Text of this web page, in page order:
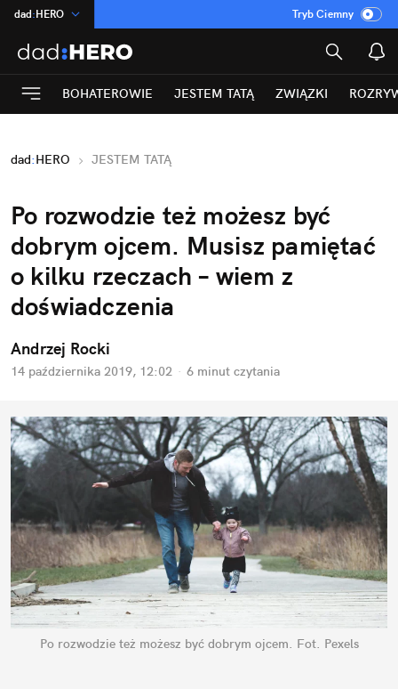
dad:HERO
:Temat
INN:Poland
ASZ:dziennik
Rozrywka
Tryb Ciemny
BOHATEROWIE JESTEM TATĄ ZWIĄZKI
dad:HERO JESTEM TATĄ
Po rozwodzie też możesz być
dobrym ojcem. Musisz pamiętać
o kilku rzeczach – wiem z
doświadczenia
Andrzej Rocki
14 października 2019, 12:02 · 6 minut czytania
Po rozwodzie też możesz być dobrym ojcem. Fot. Pexels